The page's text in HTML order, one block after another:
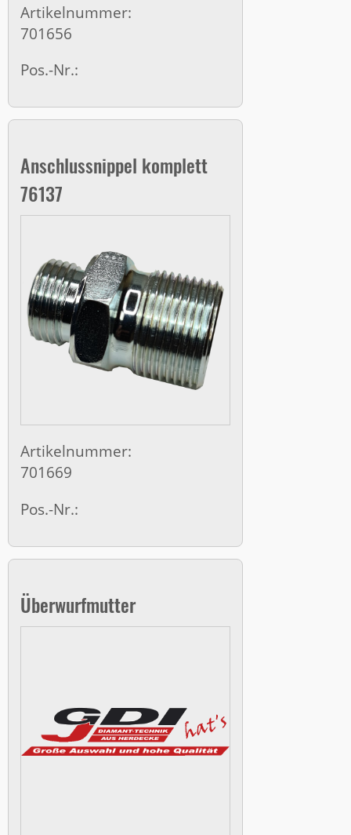
Artikelnummer:
701656
Pos.-Nr.:
Anschlussnippel komplett
76137
Artikelnummer:
701669
Pos.-Nr.:
Überwurfmutter